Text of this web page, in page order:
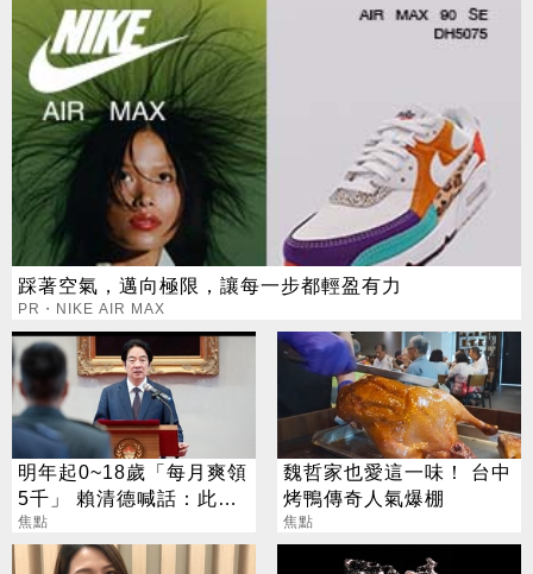
踩著空氣，邁向極限，讓每一步都輕盈有力
PR・NIKE AIR MAX
明年起0~18歲「每月爽領
5千」 賴清德喊話：此時
不生待何時
焦點
魏哲家也愛這一味！ 台中
烤鴨傳奇人氣爆棚
焦點